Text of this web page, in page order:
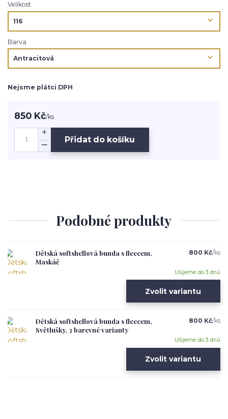
Velikost
Barva
Nejsme plátci DPH
850 Kč/ks
Přidat do košíku
Podobné produkty
Dětská softshellová bunda s fleecem,
Maskáč
800 Kč/ks
Ušijeme do 3 dnů
Zvolit variantu
Dětská softshellová bunda s fleecem,
Světlušky, 3 barevné varianty
800 Kč/ks
Ušijeme do 3 dnů
Zvolit variantu